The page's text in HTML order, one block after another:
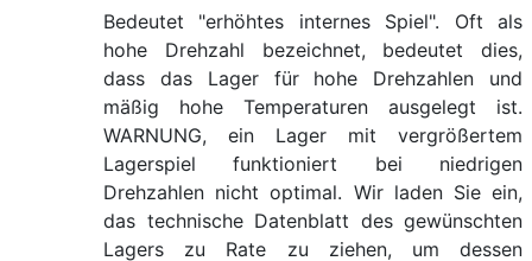
Bedeutet "erhöhtes internes Spiel". Oft als
hohe Drehzahl bezeichnet, bedeutet dies,
dass das Lager für hohe Drehzahlen und
mäßig hohe Temperaturen ausgelegt ist.
WARNUNG, ein Lager mit vergrößertem
Lagerspiel funktioniert bei niedrigen
Drehzahlen nicht optimal. Wir laden Sie ein,
das technische Datenblatt des gewünschten
Lagers zu Rate zu ziehen, um dessen